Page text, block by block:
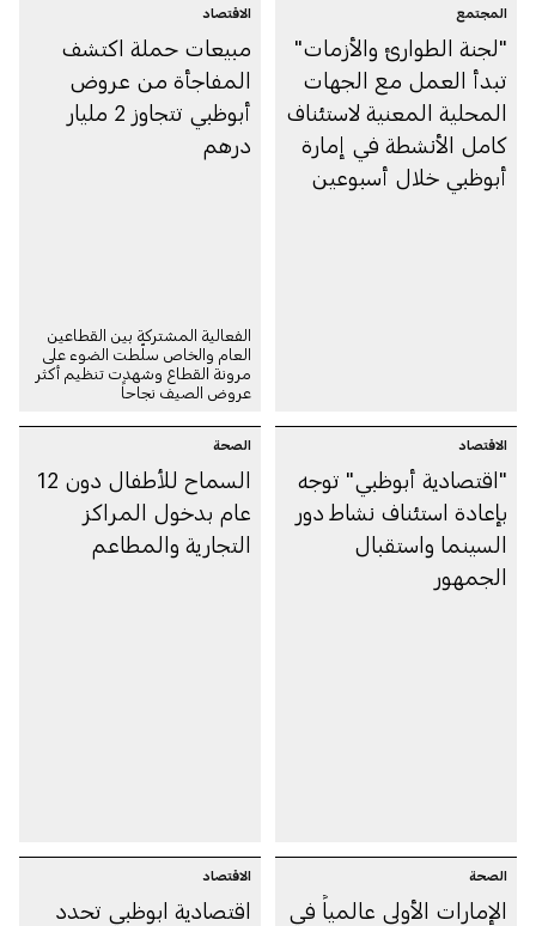
المجتمع
"لجنة الطوارئ والأزمات"
تبدأ العمل مع الجهات
المحلية المعنية لاستئناف
كامل الأنشطة في إمارة
أبوظبي خلال أسبوعين
الاقتصاد
مبيعات حملة اكتشف
المفاجأة من عروض
أبوظبي تتجاوز 2 مليار
درهم
الفعالية المشتركة بين القطاعين
العام والخاص سلّطت الضوء على
مرونة القطاع وشهدت تنظيم أكثر
عروض الصيف نجاحاً
الاقتصاد
"اقتصادية أبوظبي" توجه
بإعادة استئناف نشاط دور
السينما واستقبال
الجمهور
الصحة
السماح للأطفال دون 12
عام بدخول المراكز
التجارية والمطاعم
الصحة
الإمارات الأولى عالمياً في
الاقتصاد
اقتصادية ابوظبي تحدد